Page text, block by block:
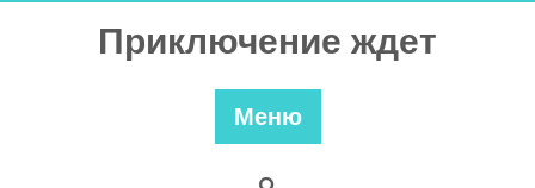
Приключение ждет
Меню